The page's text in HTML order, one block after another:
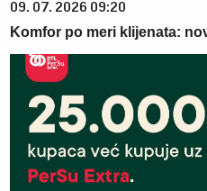
09. 07. 2026 09:20
Komfor po meri klijenata: